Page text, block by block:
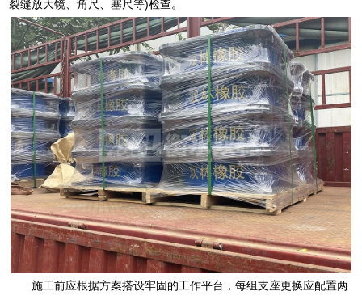
裂缝放大镜、角尺、塞尺等)检查。
施工前应根据方案搭设牢固的工作平台，每组支座更换应配置两